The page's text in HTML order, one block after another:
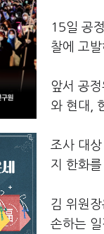
15일 공
찰에 고
앞서 공
와 현대,
조사 대
지 한화
김 위원
손하는